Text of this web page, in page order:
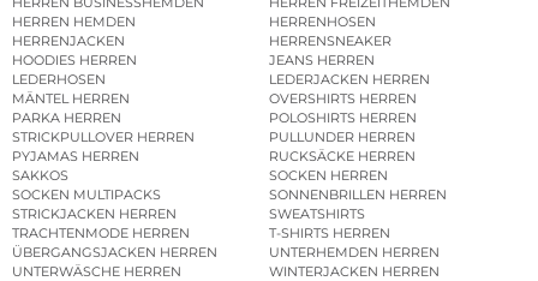
HERREN HEMDEN
HERRENHOSEN
HERRENJACKEN
HERRENSNEAKER
HOODIES HERREN
JEANS HERREN
LEDERHOSEN
LEDERJACKEN HERREN
MÄNTEL HERREN
OVERSHIRTS HERREN
PARKA HERREN
POLOSHIRTS HERREN
STRICKPULLOVER HERREN
PULLUNDER HERREN
PYJAMAS HERREN
RUCKSÄCKE HERREN
SAKKOS
SOCKEN HERREN
SOCKEN MULTIPACKS
SONNENBRILLEN HERREN
STRICKJACKEN HERREN
SWEATSHIRTS
TRACHTENMODE HERREN
T-SHIRTS HERREN
ÜBERGANGSJACKEN HERREN
UNTERHEMDEN HERREN
UNTERWÄSCHE HERREN
WINTERJACKEN HERREN